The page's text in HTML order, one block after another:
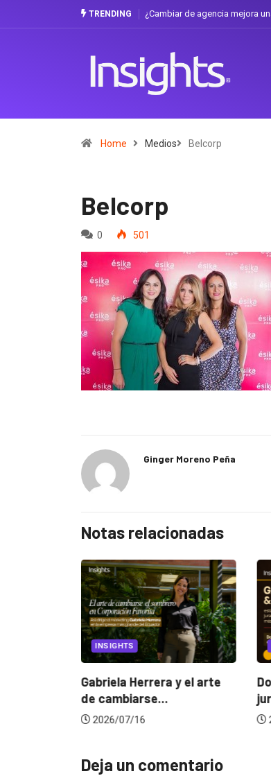
TRENDING ¿Cambiar de agencia mejora
Home Medios Belcorp
Belcorp
0 501
Ginger Moreno Peña
Notas relacionadas
Gabriela Herrera y el arte
de cambiarse...
CANNES LIONS
Dos
jurado de
Deja un comentario